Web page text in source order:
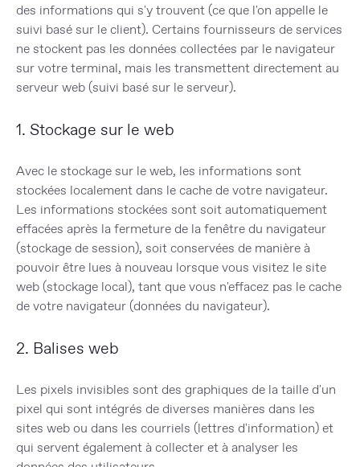
des informations qui s'y trouvent (ce que l'on appelle le
suivi basé sur le client). Certains fournisseurs de services
ne stockent pas les données collectées par le navigateur
sur votre terminal, mais les transmettent directement au
serveur web (suivi basé sur le serveur).
1. Stockage sur le web
Avec le stockage sur le web, les informations sont
stockées localement dans le cache de votre navigateur.
Les informations stockées sont soit automatiquement
effacées après la fermeture de la fenêtre du navigateur
(stockage de session), soit conservées de manière à
pouvoir être lues à nouveau lorsque vous visitez le site
web (stockage local), tant que vous n'effacez pas le cache
de votre navigateur (données du navigateur).
2. Balises web
Les pixels invisibles sont des graphiques de la taille d'un
pixel qui sont intégrés de diverses manières dans les
sites web ou dans les courriels (lettres d'information) et
qui servent également à collecter et à analyser les